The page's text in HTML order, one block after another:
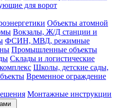
для ворот
Объекты атомной
Вокзалы, Ж/Д станции и
ФСИН, МВД, режимные
Промышленные объекты
Склады и логистические
Школы, детские сады,
Временное ограждение
Монтажные инструкции